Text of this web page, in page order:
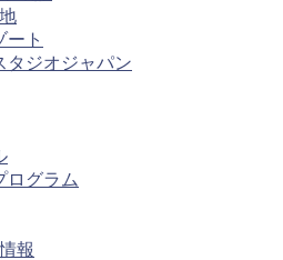
ート
タジオジャパン
ログラム
報